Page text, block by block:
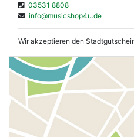
03531 8808
info@musicshop4u.de
Wir akzeptieren den